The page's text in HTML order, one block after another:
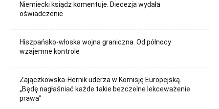
Niemiecki ksiądz komentuje. Diecezja wydała
oświadczenie
Hiszpańsko-włoska wojna graniczna. Od północy
wzajemne kontrole
Zajączkowska-Hernik uderza w Komisję Europejską.
„Będę nagłaśniać każde takie bezczelne lekceważenie
prawa”